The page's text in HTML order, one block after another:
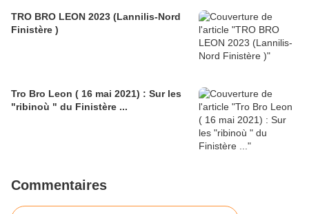
TRO BRO LEON 2023 (Lannilis-Nord
Finistère )
Tro Bro Leon ( 16 mai 2021) : Sur les
"ribinoù " du Finistère ...
Commentaires